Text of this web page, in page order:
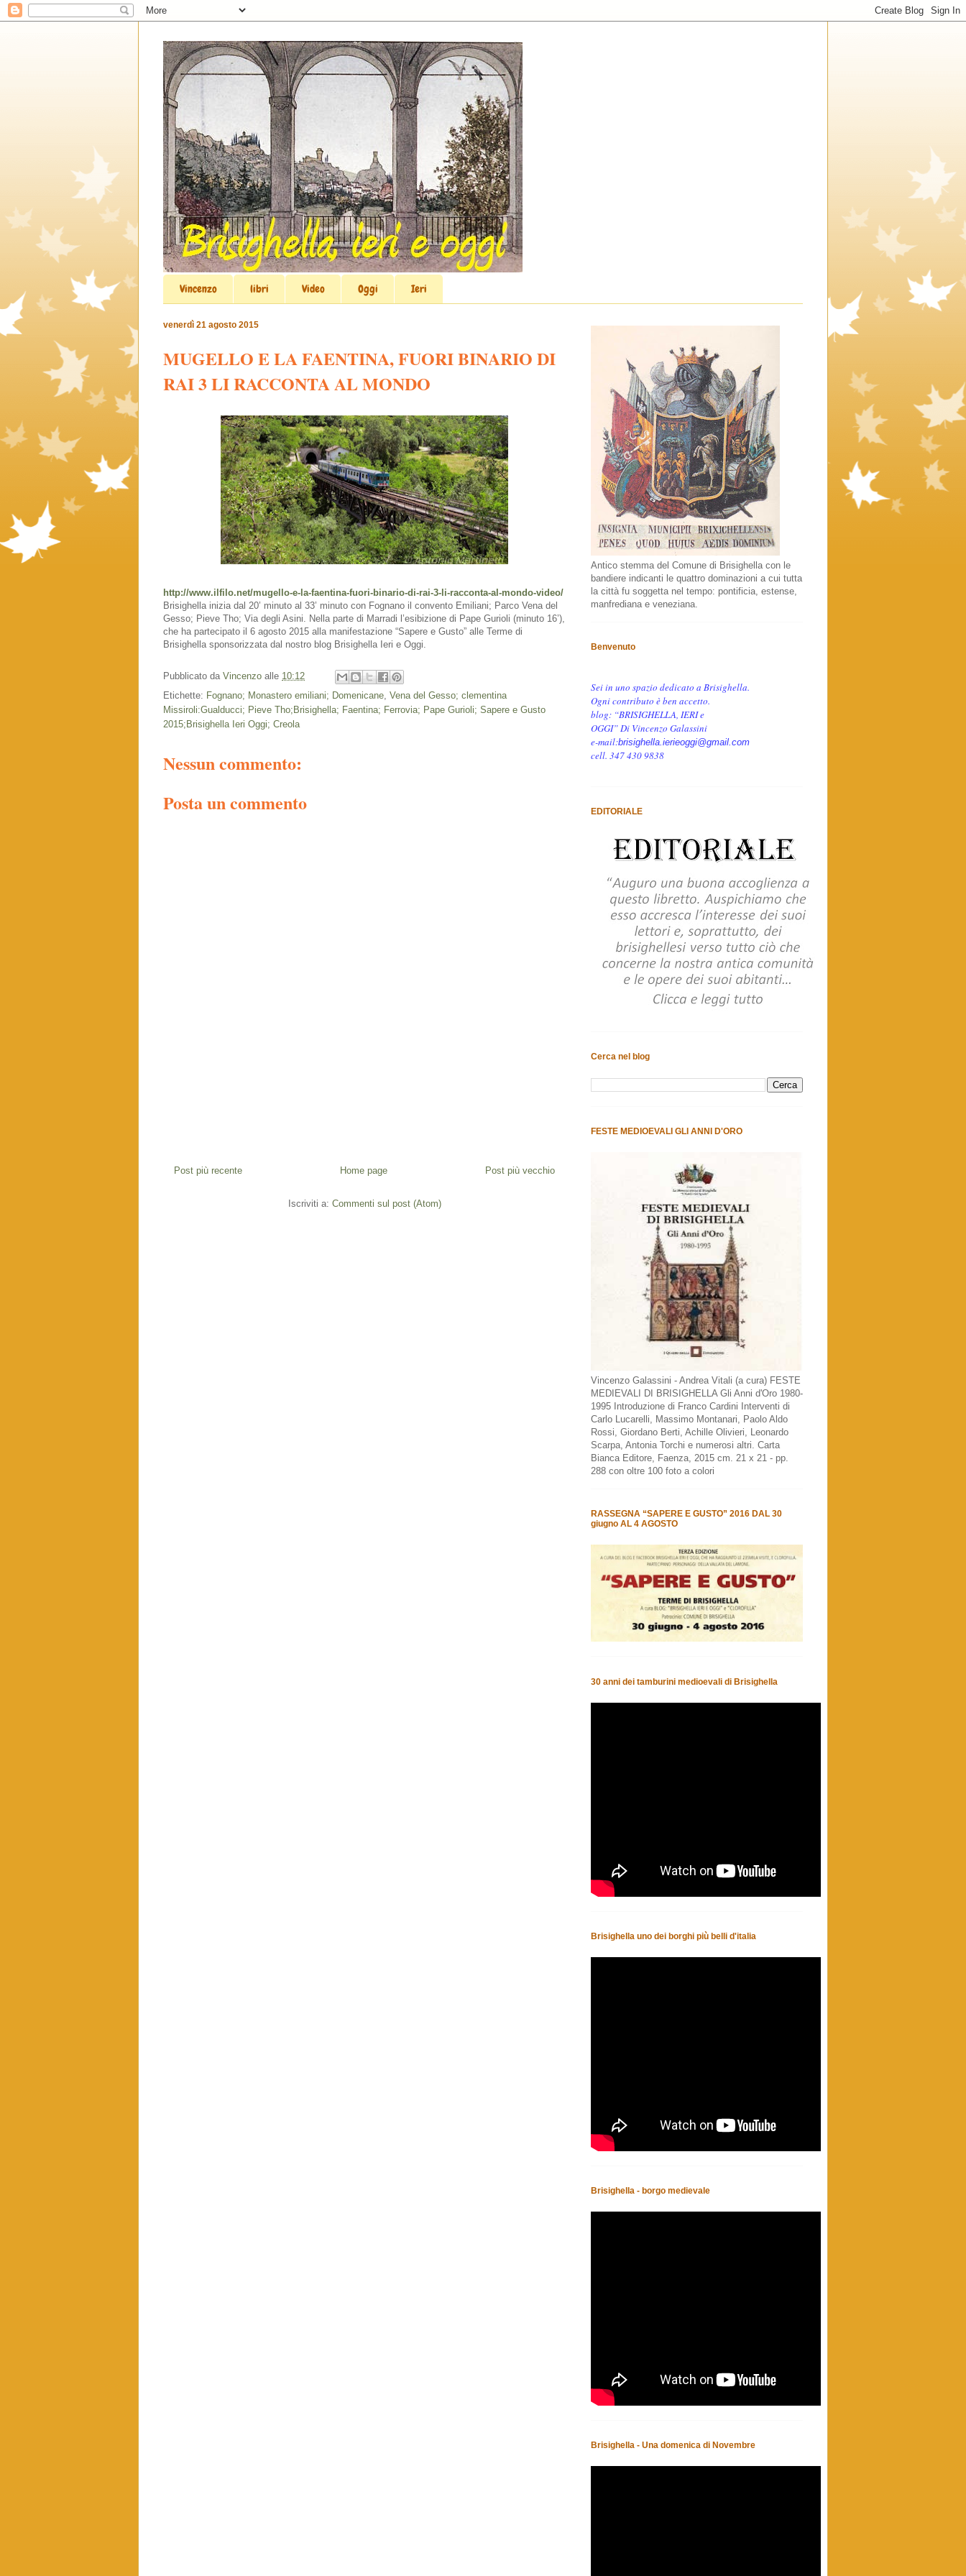
Vincenzo libri Video Oggi Ieri
venerdì 21 agosto 2015
MUGELLO E LA FAENTINA, FUORI BINARIO DI
RAI 3 LI RACCONTA AL MONDO
http://www.ilfilo.net/mugello-e-la-faentina-fuori-binario-di-rai-3-li-racconta-al-mondo-video/
Brisighella inizia dal 20’ minuto al 33’ minuto con Fognano il convento Emiliani; Parco Vena del
Gesso; Pieve Tho; Via degli Asini. Nella parte di Marradi l’esibizione di Pape Gurioli (minuto 16’),
che ha partecipato il 6 agosto 2015 alla manifestazione “Sapere e Gusto” alle Terme di
Brisighella sponsorizzata dal nostro blog Brisighella Ieri e Oggi.
Pubblicato da Vincenzo alle 10:12
Etichette: Fognano; Monastero emiliani; Domenicane, Vena del Gesso; clementina
Missiroli:Gualducci; Pieve Tho;Brisighella; Faentina; Ferrovia; Pape Gurioli; Sapere e Gusto
2015;Brisighella Ieri Oggi; Creola
Nessun commento:
Posta un commento
Post più recente Post più vecchio
Home page
Iscriviti a: Commenti sul post (Atom)
Antico stemma del Comune di Brisighella con le
bandiere indicanti le quattro dominazioni a cui tutta
la città fu soggetta nel tempo: pontificia, estense,
manfrediana e veneziana.
Benvenuto
Sei in uno spazio dedicato a Brisighella.
Ogni contributo è ben accetto.
blog: “BRISIGHELLA, IERI e
OGGI” Di Vincenzo Galassini
e-mail:brisighella.ierieoggi@gmail.com
cell. 347 430 9838
EDITORIALE
Cerca nel blog
FESTE MEDIOEVALI GLI ANNI D'ORO
Vincenzo Galassini - Andrea Vitali (a cura) FESTE
MEDIEVALI DI BRISIGHELLA Gli Anni d'Oro 1980-
1995 Introduzione di Franco Cardini Interventi di
Carlo Lucarelli, Massimo Montanari, Paolo Aldo
Rossi, Giordano Berti, Achille Olivieri, Leonardo
Scarpa, Antonia Torchi e numerosi altri. Carta
Bianca Editore, Faenza, 2015 cm. 21 x 21 - pp.
288 con oltre 100 foto a colori
RASSEGNA “SAPERE E GUSTO” 2016 DAL 30
giugno AL 4 AGOSTO
30 anni dei tamburini medioevali di Brisighella
Brisighella uno dei borghi più belli d'italia
Brisighella - borgo medievale
Brisighella - Una domenica di Novembre